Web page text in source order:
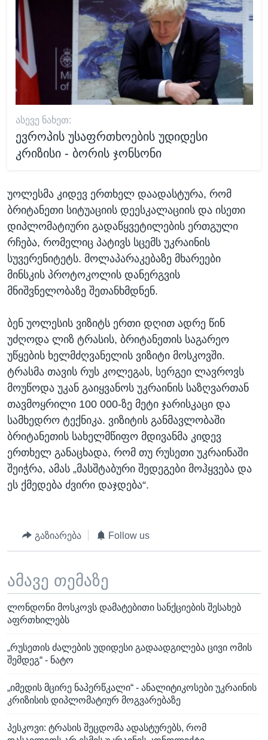
ᲐᲡᲔᲕᲔ ᲜᲐᲮᲔᲗ:
ევროპის უსაფრთხოების უდიდესი
კრიზისი - ბორის ჯონსონი
უოლესმა კიდევ ერთხელ დაადასტურა, რომ
ბრიტანეთი სიტუაციის დეესკალაციის და ისეთი
დიპლომატიური გადაწყვეტილების ერთგული
რჩება, რომელიც პატივს სცემს უკრაინის
სუვერენიტეტს. მოლაპარაკებაზე მხარეები
მინსკის პროტოკოლის დანერგვის
მნიშვნელობაზე შეთანხმდნენ.
ბენ უოლესის ვიზიტს ერთი დღით ადრე წინ
უძღოდა ლიზ ტრასის, ბრიტანეთის საგარეო
უწყების ხელმძღვანელის ვიზიტი მოსკოვში.
ტრასმა თავის რუს კოლეგას, სერგეი ლავროვს
მოუწოდა უკან გაიყვანოს უკრაინის საზღვართან
თავმოყრილი 100 000-ზე მეტი ჯარისკაცი და
სამხედრო ტექნიკა. ვიზიტის განმავლობაში
ბრიტანეთის სახელმწიფო მდივანმა კიდევ
ერთხელ განაცხადა, რომ თუ რუსეთი უკრაინაში
შეიჭრა, ამას „მასშტაბური შედეგები მოჰყვება და
ეს ქმედება ძვირი დაჯდება“.
გაზიარება Follow us
ამავე თემაზე
ლონდონი მოსკოვს დამატებითი სანქციების შესახებ
აფრთხილებს
„რუსეთის ძალების უდიდესი გადაადგილება ცივი ომის
შემდეგ“ - ნატო
„იმედის მცირე ნაპერწკალი“ - ანალიტიკოსები უკრაინის
კრიზისის დიპლომატიურ მოგვარებაზე
პესკოვი: ტრასის შეცდომა ადასტურებს, რომ